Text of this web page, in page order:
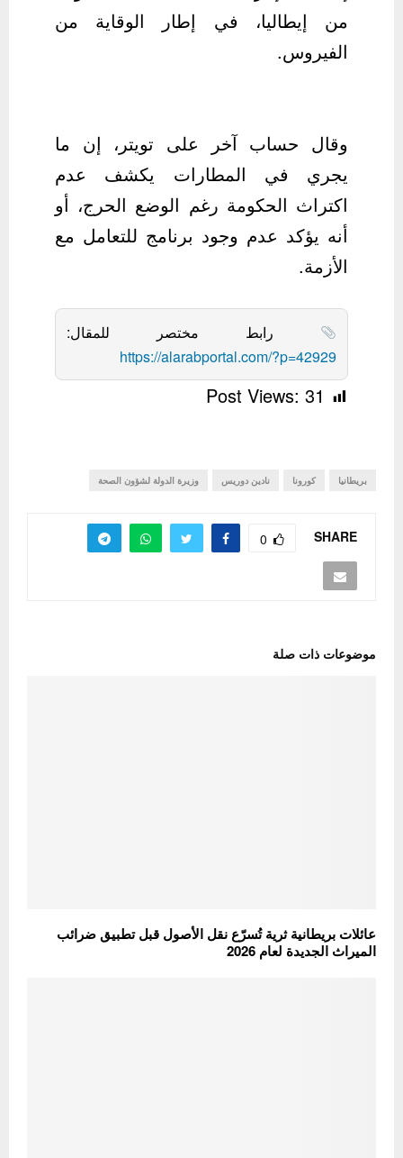
من إيطاليا، في إطار الوقاية من
الفيروس.
وقال حساب آخر على تويتر، إن ما
يجري في المطارات يكشف عدم
اكتراث الحكومة رغم الوضع الحرج، أو
أنه يؤكد عدم وجود برنامج للتعامل مع
الأزمة.
رابط مختصر للمقال:
https://alarabportal.com/?p=42929
Post Views: 31
بريطانيا كورونا نادين دوريس وزيرة الدولة لشؤون الصحة
SHARE
0
موضوعات ذات صلة
عائلات بريطانية ثرية تُسرّع نقل الأصول قبل تطبيق ضرائب
الميراث الجديدة لعام 2026